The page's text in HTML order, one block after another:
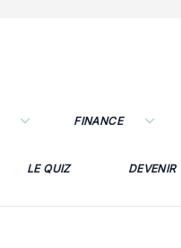
FINANCE
LE QUIZ DEVENIR